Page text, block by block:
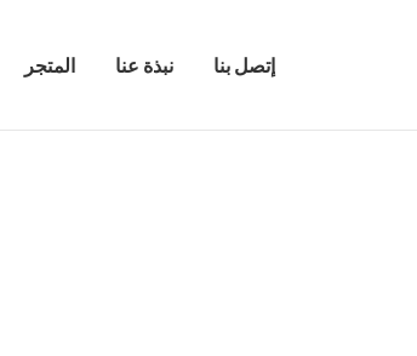
المتجر نبذة عنا إتصل بنا